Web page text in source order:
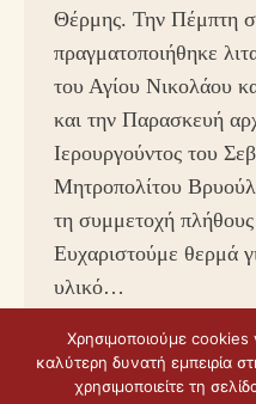
Θέρμης. Την Πέμπτη
πραγματοποιήθηκε
του Αγίου Νικολάου
και την Παρασκευή
Ιερουργούντος του
Μητροπολίτου
τη συμμετοχή
Ευχαριστούμε θερμά
υλικό…
Χρησιμοποιούμε
καλύτερη δυνατή εμπειρία
χρησιμοποιείτε τη